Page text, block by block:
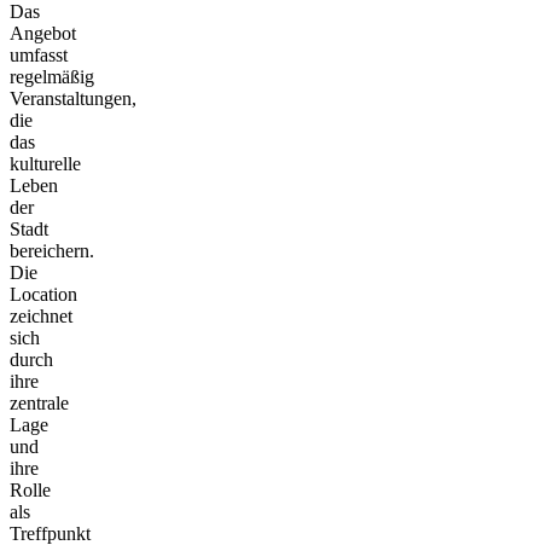
Das
Angebot
umfasst
regelmäßig
Veranstaltungen,
die
das
kulturelle
Leben
der
Stadt
bereichern.
Die
Location
zeichnet
sich
durch
ihre
zentrale
Lage
und
ihre
Rolle
als
Treffpunkt